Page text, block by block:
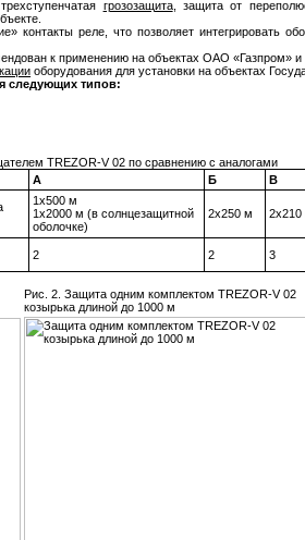
грозозащита, защита от
контакты реле, что позволяет интегрировать
к применению на объектах ОАО
оборудования для установки на объектах
следующих типов:
TREZOR-V 02 по сравнению с аналогами
A
Б В
1х500 м
1х2000 м (в солнцезащитной
оболочке)
2х250 м 2х210
2 2 3
Рис. 2. Защита одним комплектом TREZOR-V 02
козырька длиной до 1000 м